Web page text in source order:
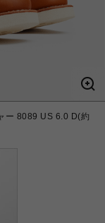
ー 8089 US 6.0 D(約